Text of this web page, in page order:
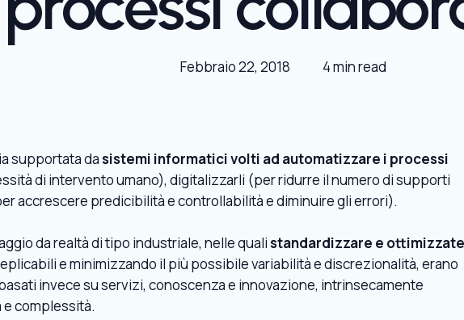
Febbraio 22, 2018 4 min read
supportata dasistemi informatici volti ad automatizzare i processi
di intervento umano), digitalizzarli (per ridurre il numero di supporti
accrescere predicibilità e controllabilità e diminuire gli errori).
da realtà di tipo industriale, nelle qualistandardizzare e ottimizzate
e minimizzando il più possibile variabilità e discrezionalità, erano
invece su servizi, conoscenza e innovazione, intrinsecamente
complessità.